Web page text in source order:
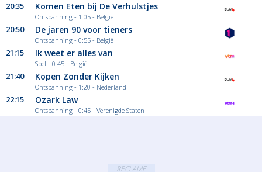
20:35 Komen Eten bij De Verhulstjes
Ontspanning - 1:05 - België
20:50 De jaren 90 voor tieners
Ontspanning - 0:55 - België
21:15 Ik weet er alles van
Spel - 0:45 - België
21:40 Kopen Zonder Kijken
Ontspanning - 1:20 - Nederland
22:15 Ozark Law
Ontspanning - 0:45 - Verenigde Staten
RECLAME